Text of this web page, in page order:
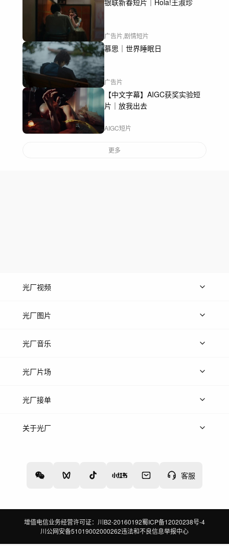
银联新春短片｜Hola!王淑珍
广告片,剧情短片
慕思｜世界睡眠日
广告片
【中文字幕】AIGC获奖实验短
片｜放我出去
AIGC短片
更多
客服
光厂视频
上传视频
光厂图片
上传图片
光厂音乐
热门音乐
光厂片场
上传案例
光厂接单
上架服务
关于光厂
增值电信业务经营许可证：川B2-20160192蜀ICP备12020238号-4
川公网安备51019002000262违法和不良信息举报中心